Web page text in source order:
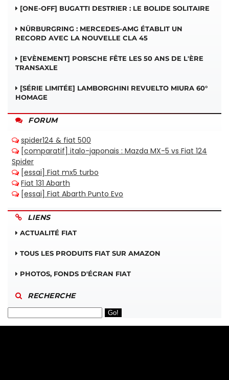
[ONE-OFF] BUGATTI DESTRIER : LE BOLIDE SOLITAIRE
NÜRBURGRING : MERCEDES-AMG ÉTABLIT UN
RECORD AVEC LA NOUVELLE CLA 45
[EVÈNEMENT] PORSCHE FÊTE LES 50 ANS DE L'ÈRE
TRANSAXLE
[SÉRIE LIMITÉE] LAMBORGHINI REVUELTO MIURA 60°
HOMAGE
FORUM
LIENS
ACTUALITÉ FIAT
TOUS LES PRODUITS FIAT SUR AMAZON
PHOTOS, FONDS D'ÉCRAN FIAT
RECHERCHE